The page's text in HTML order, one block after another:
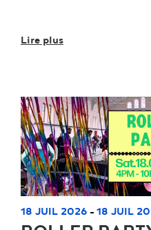
Lire plus
18 JUIL 2026 - 18 JUIL